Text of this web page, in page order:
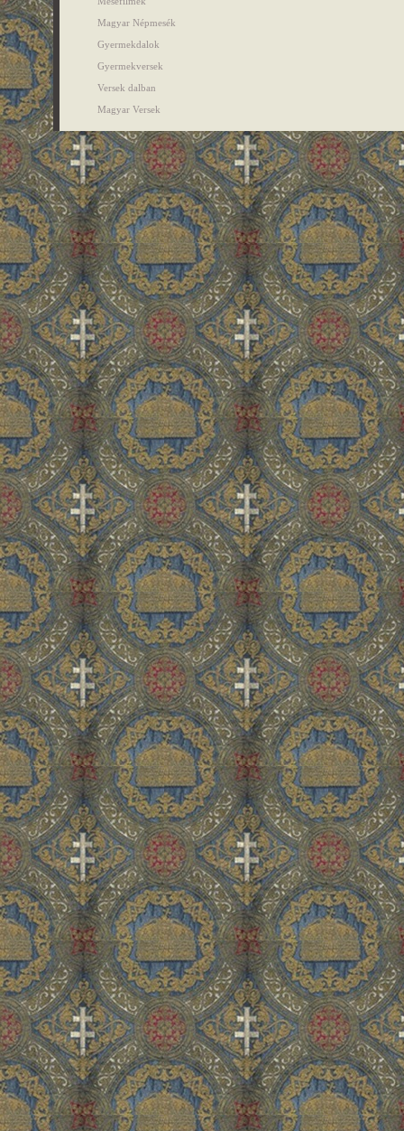
Magyar Népmesék
Gyermekdalok
Gyermekversek
Versek dalban
Magyar Versek